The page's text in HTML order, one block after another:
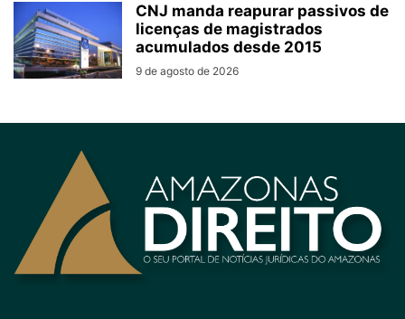
CNJ manda reapurar passivos de
licenças de magistrados
acumulados desde 2015
9 de agosto de 2026